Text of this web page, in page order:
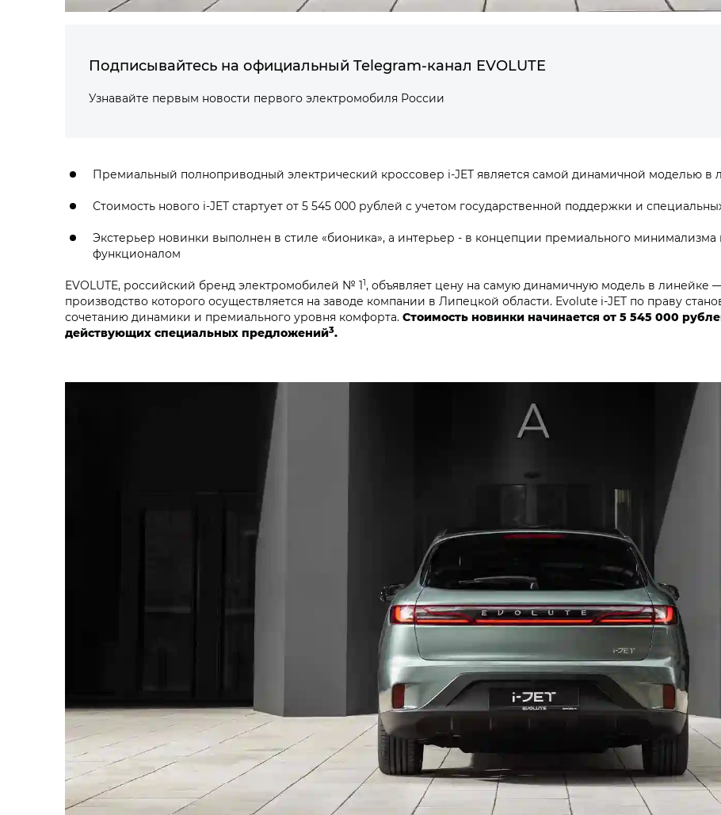
Подписывайтесь на официальный Telegram-канал EVOLUTE
Узнавайте первым новости первого электромобиля России
Премиальный полноприводный электрический кроссовер i‑JET является самой динамичной моделью в
Стоимость нового i‑JET стартует от 5 545 000 рублей с учетом государственной поддержки и
Экстерьер новинки выполнен в стиле «бионика», а интерьер - в концепции премиального минимализма
функционалом
EVOLUTE, российский бренд электромобилей № 11, объявляет цену на самую динамичную модель в линейке
производство которого осуществляется на заводе компании в Липецкой области. Evolute i‑JET по праву
сочетанию динамики и премиального уровня комфорта. Стоимость новинки начинается от 5 545 000
действующих специальных предложений3.